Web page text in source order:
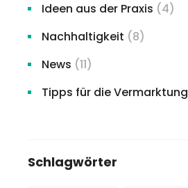
Ideen aus der Praxis (4)
Nachhaltigkeit (8)
News (11)
Tipps für die Vermarktung
Schlagwörter